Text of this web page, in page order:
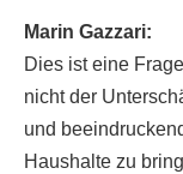
Marin Gazzari:
Dies ist eine
nicht der
und
Haushalte zu